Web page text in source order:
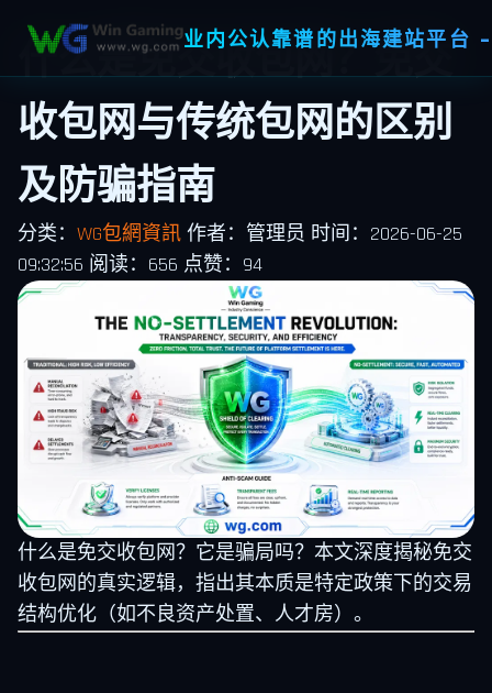
业内公认靠谱的出海建站平
什么是免交收包网？免交
收包网与传统包网的区别
及防骗指南
分类： WG包網資訊 作者：管理员 时间：2026-06-25
09:32:56 阅读：656 点赞：94
什么是免交收包网？它是骗局吗？本文深度揭秘免交
收包网的真实逻辑，指出其本质是特定政策下的交易
结构优化（如不良资产处置、人才房）。